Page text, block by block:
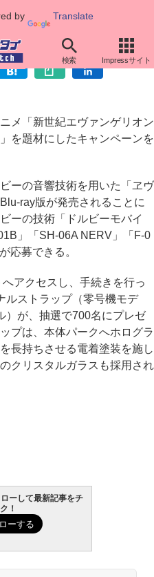
by Translate
検索 Impressサイト
トラッププレゼント
メ「新世紀エヴァンゲリオン
を題材にしたキャンペーンを
ーの音響技術を用いた「ヱヴ
ray版が発売されることに
ーの技術「ドルビーモバイ
」「SH-06A NERV」「F-0
応募できる。
アクセスし、手続きを行っ
ルストラップ（零号機モデ
）が、抽選で700名にプレゼ
プは、本体パークへホログラ
長持ちさせる電着塗装を施し
クリスタルガラスも採用され
ーして最新記事をチ
！